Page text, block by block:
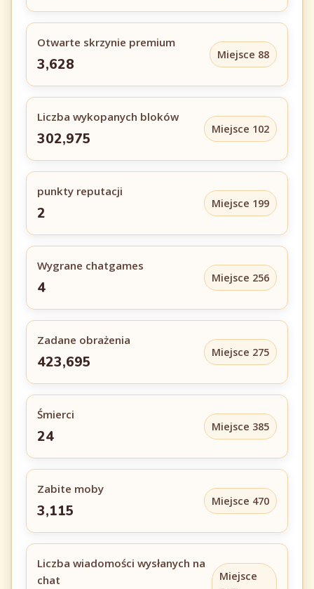
Otwarte skrzynie premium
3,628
Miejsce 88
Liczba wykopanych bloków
302,975
Miejsce 102
punkty reputacji
2
Miejsce 199
Wygrane chatgames
4
Miejsce 256
Zadane obrażenia
423,695
Miejsce 275
Śmierci
24
Miejsce 385
Zabite moby
3,115
Miejsce 470
Liczba wiadomości wysłanych na
chat
Miejsce